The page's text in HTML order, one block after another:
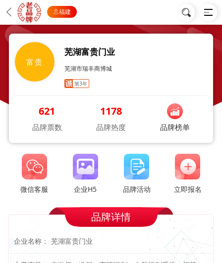
福建
富贵
芜湖富贵门业
芜湖市瑞丰商博城
第3年
621
品牌票数
1178
品牌热度 品牌榜单
微信客服 企业H5 品牌活动 立即报名
品牌详情
企业名称： 芜湖富贵门业